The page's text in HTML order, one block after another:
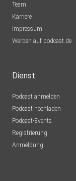
Team
Karriere
Impressum
Werben auf podcast.de
Dienst
Podcast anmelden
Podcast hochladen
Podcast-Events
Registrierung
Anmeldung